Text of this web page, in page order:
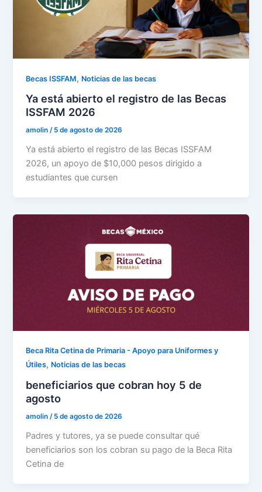
Becas ISSFAM, Noticias de las becas
Ya está abierto el registro de las Becas
ISSFAM 2026
amolin/ 5 de agosto de 2026
Ya está abierto el registro de las Becas ISSFAM
2026, un apoyo de $10,000 pesos dirigido a
estudiantes que cursen
Beca Rita Cetina de Primaria - Apoyo para Uniformes y
Útiles, Noticias de las becas
beneficiarios que cobran hoy 5 de
agosto
amolin/ 5 de agosto de 2026
Padres y tutores, ya se puede consultar qué
beneficiarios son los cobran su pago de la Beca Rita
Cetina de